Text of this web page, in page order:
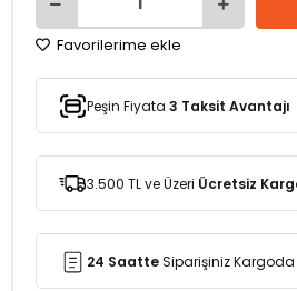
Favorilerime ekle
Peşin Fiyata 3 Taksit Avantajı
3.500 TL ve Üzeri Ücretsiz
24 SaatteSiparişiniz Kargoda